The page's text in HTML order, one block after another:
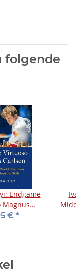
folgende
Endgame
Magnus
2
€ *